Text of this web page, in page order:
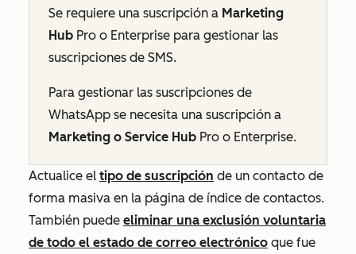
Se requiere una suscripción a Marketing
Hub Pro o Enterprise para gestionar las
suscripciones de SMS.
Para gestionar las suscripciones de
WhatsApp se necesita una suscripción a
Marketing o Service Hub Pro o Enterprise.
Actualice el tipo de suscripción de un contacto de
forma masiva en la página de índice de contactos.
También puede eliminar una exclusión voluntaria
de todo el estado de correo electrónico que fue